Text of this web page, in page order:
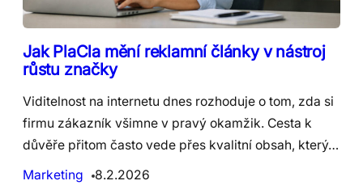
Jak PlaCla mění reklamní články v nástroj
růstu značky
Viditelnost na internetu dnes rozhoduje o tom, zda si
firmu zákazník všimne v pravý okamžik. Cesta k
důvěře přitom často vede přes kvalitní obsah, který…
Marketing
8.2.2026